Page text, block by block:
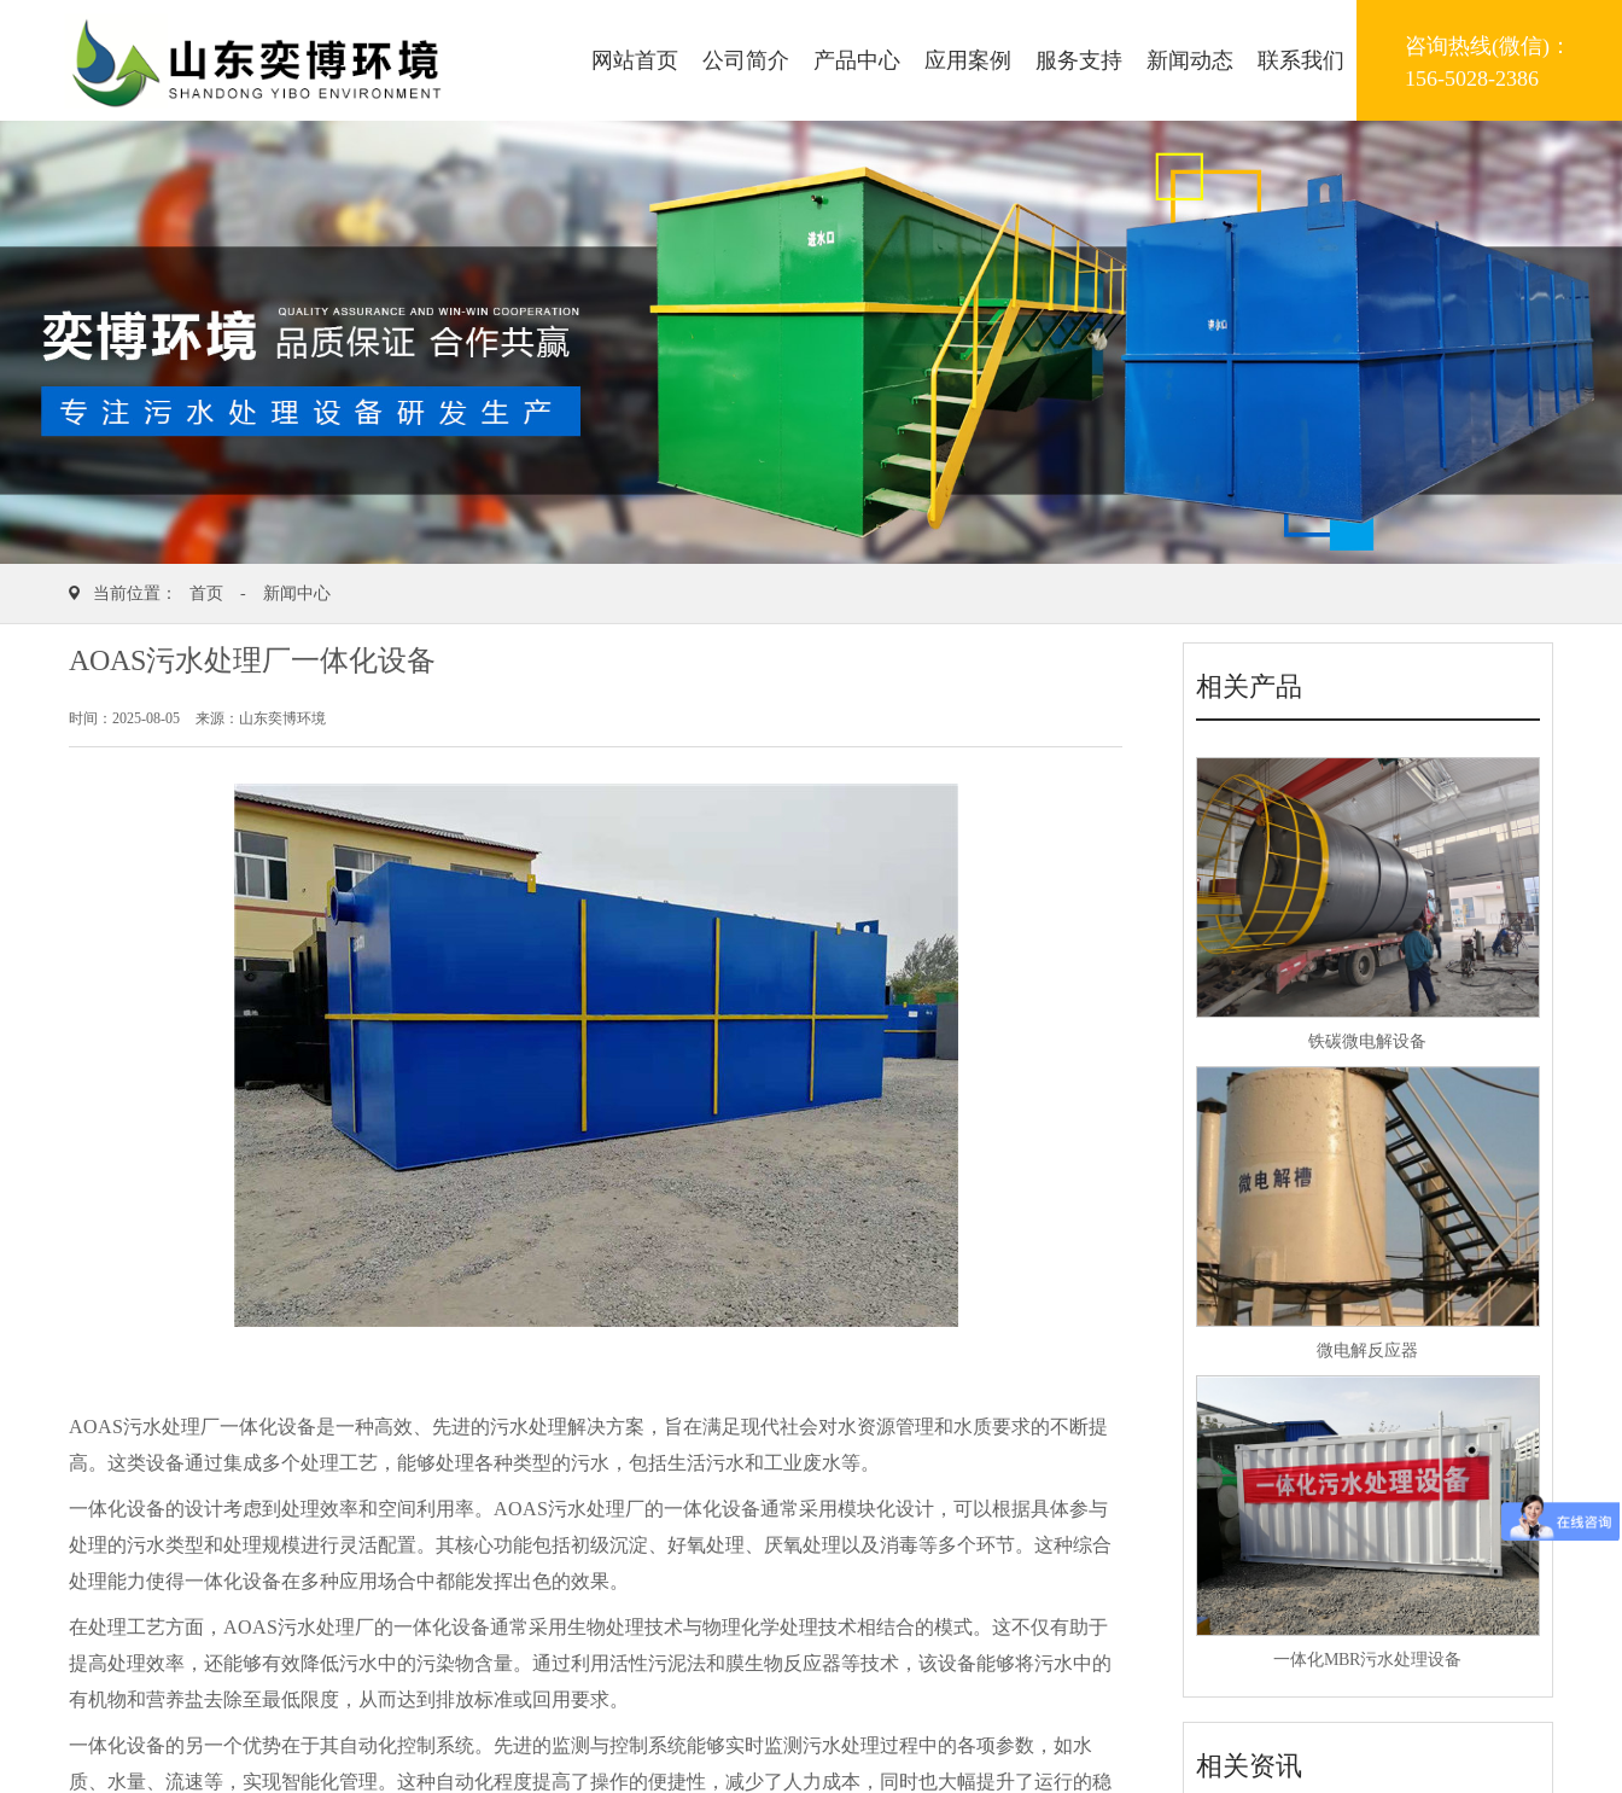
网站首页 公司简介 产品中心 应用案例 服务支持 新闻动态 联系我们
咨询热线(微信)：
156-5028-2386
当前位置： 首页 - 新闻中心
AOAS污水处理厂一体化设备
时间：2025-08-05 来源：山东奕博环境
AOAS污水处理厂一体化设备是一种高效、先进的污水处理解决方案，旨在满足现代社会对水资源管理和水质要求的不断提
高。这类设备通过集成多个处理工艺，能够处理各种类型的污水，包括生活污水和工业废水等。
一体化设备的设计考虑到处理效率和空间利用率。AOAS污水处理厂的一体化设备通常采用模块化设计，可以根据具体参与
处理的污水类型和处理规模进行灵活配置。其核心功能包括初级沉淀、好氧处理、厌氧处理以及消毒等多个环节。这种综合
处理能力使得一体化设备在多种应用场合中都能发挥出色的效果。
在处理工艺方面，AOAS污水处理厂的一体化设备通常采用生物处理技术与物理化学处理技术相结合的模式。这不仅有助于
提高处理效率，还能够有效降低污水中的污染物含量。通过利用活性污泥法和膜生物反应器等技术，该设备能够将污水中的
有机物和营养盐去除至最低限度，从而达到排放标准或回用要求。
一体化设备的另一个优势在于其自动化控制系统。先进的监测与控制系统能够实时监测污水处理过程中的各项参数，如水
质、水量、流速等，实现智能化管理。这种自动化程度提高了操作的便捷性，减少了人力成本，同时也大幅提升了运行的稳
相关产品
铁碳微电解设备
微电解反应器
一体化MBR污水处理设备
相关资讯